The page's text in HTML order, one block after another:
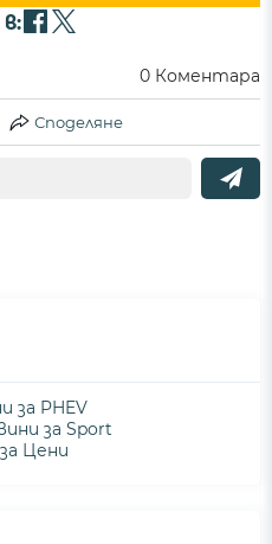
0 Коментара
Споделяне
за PHEV
за Sport
Цени